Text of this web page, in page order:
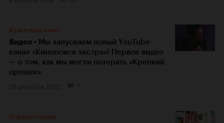
Культовое кино
Видео
Мы запускаем новый YouTube-
канал «Кинопоиск экстра»! Первое видео
— о том, как мы могли потерять «Крепкий
орешек»
Портрет героя